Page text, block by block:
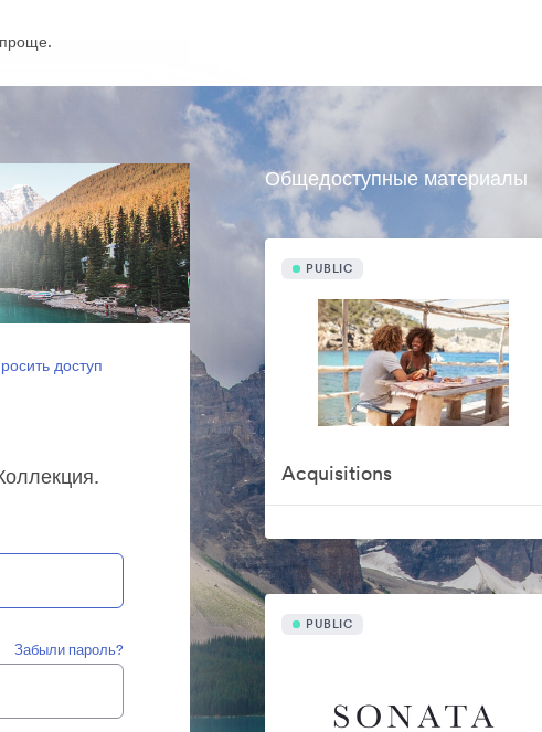
доступ
Забыли пароль?
Общедоступные материалы
PUBLIC
Acquisitions
PUBLIC